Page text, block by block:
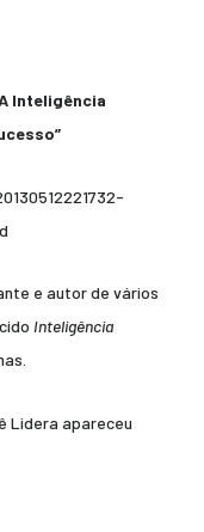
Inteligência
e autor de vários
Inteligência
Lidera apareceu